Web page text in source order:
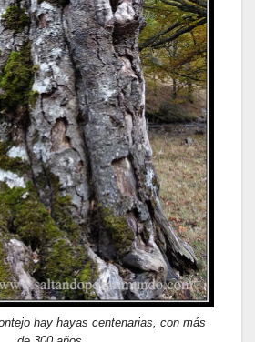
hay hayas centenarias, con más